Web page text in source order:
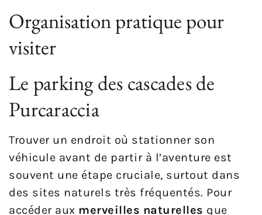
Organisation pratique pour
visiter
Le parking des cascades de
Purcaraccia
Trouver un endroit où stationner son
véhicule avant de partir à l’aventure est
souvent une étape cruciale, surtout dans
des sites naturels très fréquentés. Pour
accéder aux merveilles naturelles que